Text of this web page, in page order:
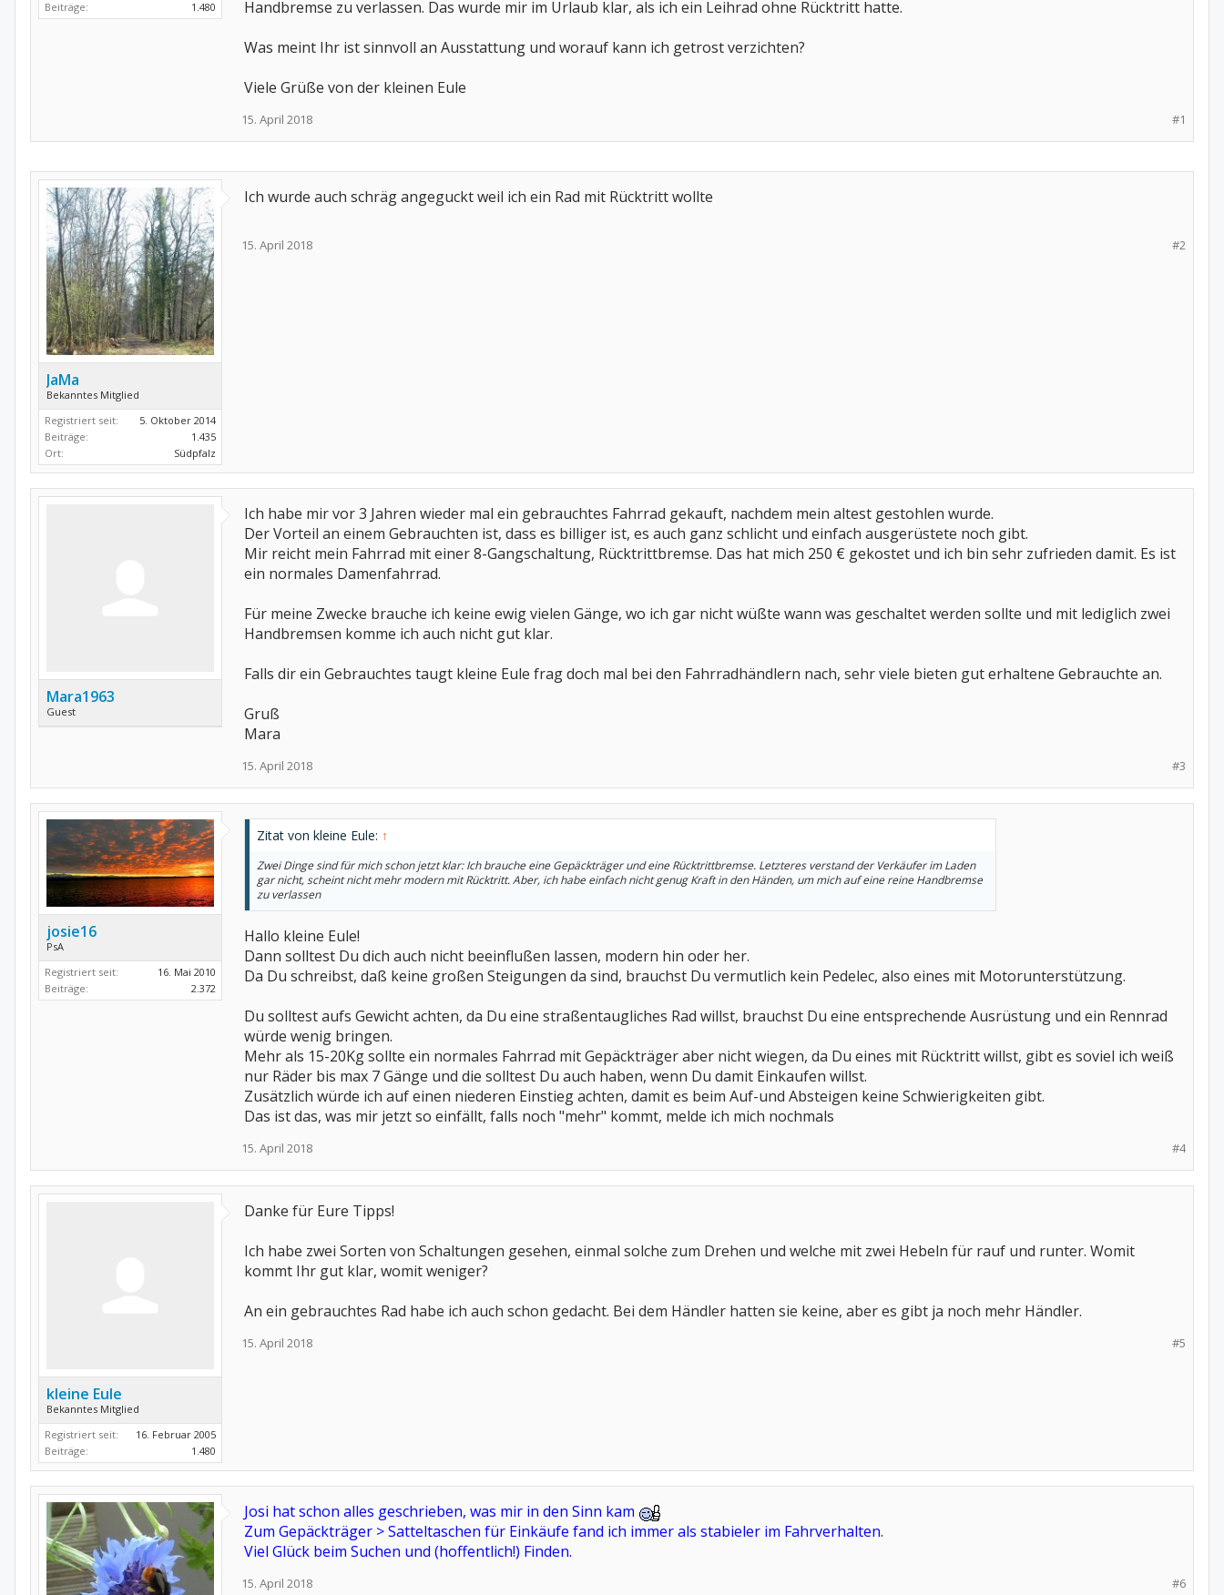
Beiträge:
1.480
Handbremse zu verlassen. Das wurde mir im Urlaub klar, als ich ein Leihrad ohne Rücktritt hatte.
Was meint Ihr ist sinnvoll an Ausstattung und worauf kann ich getrost verzichten?
Viele Grüße von der kleinen Eule
#1
15. April 2018
JaMa
Bekanntes Mitglied
Registriert seit:
5. Oktober 2014
Beiträge:
1.435
Ort:
Südpfalz
Ich wurde auch schräg angeguckt weil ich ein Rad mit Rücktritt wollte
#2
15. April 2018
Mara1963
Guest
Ich habe mir vor 3 Jahren wieder mal ein gebrauchtes Fahrrad gekauft, nachdem mein altest gestohlen wurde.
Der Vorteil an einem Gebrauchten ist, dass es billiger ist, es auch ganz schlicht und einfach ausgerüstete noch gibt.
Mir reicht mein Fahrrad mit einer 8-Gangschaltung, Rücktrittbremse. Das hat mich 250 € gekostet und ich bin sehr zufrieden damit. Es ist
ein normales Damenfahrrad.
Für meine Zwecke brauche ich keine ewig vielen Gänge, wo ich gar nicht wüßte wann was geschaltet werden sollte und mit lediglich zwei
Handbremsen komme ich auch nicht gut klar.
Falls dir ein Gebrauchtes taugt kleine Eule frag doch mal bei den Fahrradhändlern nach, sehr viele bieten gut erhaltene Gebrauchte an.
Gruß
Mara
#3
15. April 2018
josie16
PsA
Registriert seit:
16. Mai 2010
Beiträge:
2.372
Zitat von kleine Eule: ↑
Zwei Dinge sind für mich schon jetzt klar: Ich brauche eine Gepäckträger und eine Rücktrittbremse. Letzteres verstand der Verkäufer im Laden
gar nicht, scheint nicht mehr modern mit Rücktritt. Aber, ich habe einfach nicht genug Kraft in den Händen, um mich auf eine reine Handbremse
zu verlassen
Hallo kleine Eule!
Dann solltest Du dich auch nicht beeinflußen lassen, modern hin oder her.
Da Du schreibst, daß keine großen Steigungen da sind, brauchst Du vermutlich kein Pedelec, also eines mit Motorunterstützung.
Du solltest aufs Gewicht achten, da Du eine straßentaugliches Rad willst, brauchst Du eine entsprechende Ausrüstung und ein Rennrad
würde wenig bringen.
Mehr als 15-20Kg sollte ein normales Fahrrad mit Gepäckträger aber nicht wiegen, da Du eines mit Rücktritt willst, gibt es soviel ich weiß
nur Räder bis max 7 Gänge und die solltest Du auch haben, wenn Du damit Einkaufen willst.
Zusätzlich würde ich auf einen niederen Einstieg achten, damit es beim Auf-und Absteigen keine Schwierigkeiten gibt.
Das ist das, was mir jetzt so einfällt, falls noch "mehr" kommt, melde ich mich nochmals
#4
15. April 2018
kleine Eule
Bekanntes Mitglied
Registriert seit:
16. Februar 2005
Beiträge:
1.480
Danke für Eure Tipps!
Ich habe zwei Sorten von Schaltungen gesehen, einmal solche zum Drehen und welche mit zwei Hebeln für rauf und runter. Womit
kommt Ihr gut klar, womit weniger?
An ein gebrauchtes Rad habe ich auch schon gedacht. Bei dem Händler hatten sie keine, aber es gibt ja noch mehr Händler.
#5
15. April 2018
Josi hat schon alles geschrieben, was mir in den Sinn kam
Zum Gepäckträger > Satteltaschen für Einkäufe fand ich immer als stabieler im Fahrverhalten.
Viel Glück beim Suchen und (hoffentlich!) Finden.
#6
15. April 2018